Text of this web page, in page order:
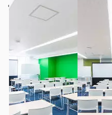
みんなの貸会議室 名古屋栄店